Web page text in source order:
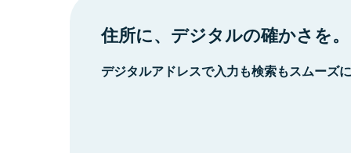
住所に、デジタルの確かさを。
デジタルアドレスで入力も検索もスムーズ